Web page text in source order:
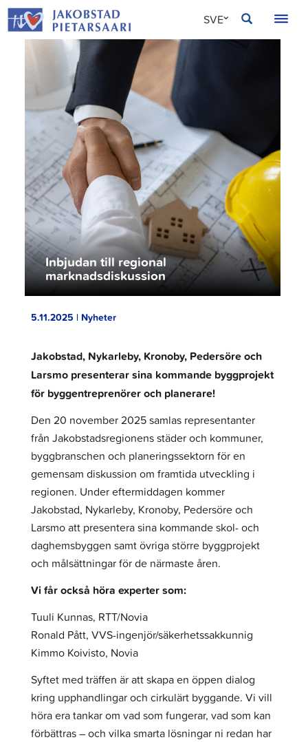
Hoppa
till
innehållet
SVE
Inbjudan till regional
marknadsdiskussion
5.11.2025 | Nyheter
Jakobstad, Nykarleby, Kronoby, Pedersöre och
Larsmo presenterar sina kommande byggprojekt
för byggentreprenörer och planerare!
Den 20 november 2025 samlas representanter
från Jakobstadsregionens städer och kommuner,
byggbranschen och planeringssektorn för en
gemensam diskussion om framtida utveckling i
regionen. Under eftermiddagen kommer
Jakobstad, Nykarleby, Kronoby, Pedersöre och
Larsmo att presentera sina kommande skol- och
daghemsbyggen samt övriga större byggprojekt
och målsättningar för de närmaste åren.
Vi får också höra experter som:
Tuuli Kunnas, RTT/Novia
Ronald Pått, VVS-ingenjör/säkerhetssakkunnig
Kimmo Koivisto, Novia
Syftet med träffen är att skapa en öppen dialog
kring upphandlingar och cirkulärt byggande. Vi vill
höra era tankar om vad som fungerar, vad som kan
förbättras – och vilka smarta lösningar ni redan har